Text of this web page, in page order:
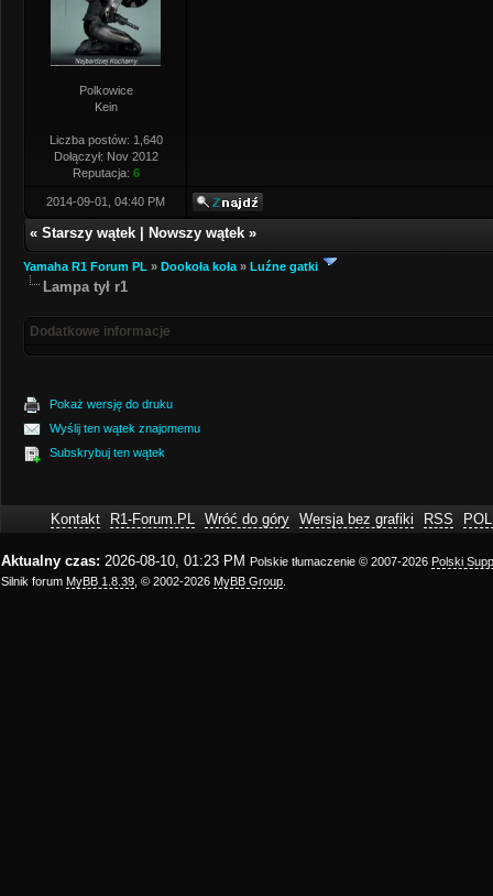
Polkowice
Kein
Liczba postów: 1,640
Dołączył: Nov 2012
Reputacja: 6
2014-09-01, 04:40 PM
« Starszy wątek Nowszy wątek »
Yamaha R1 Forum PL » Dookoła koła » Luźne gatki
Lampa tył r1
Dodatkowe informacje
Pokaż wersję do druku
Wyślij ten wątek znajomemu
Subskrybuj ten wątek
Kontakt R1-Forum.PL Wróć do góry Wersja bez grafiki RSS
Aktualny czas: 2026-08-10, 01:23 PM Polskie tłumaczenie © 2007-2026 Polski
Silnik forum MyBB 1.8.39 , © 2002-2026 MyBB Group